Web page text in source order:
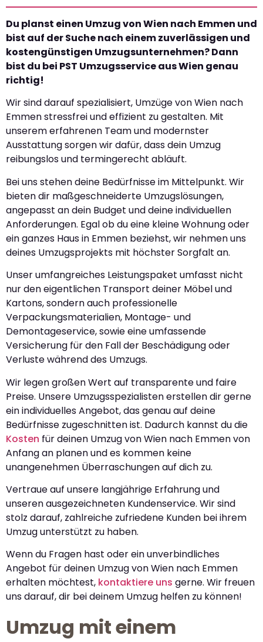
Du planst einen Umzug von Wien nach Emmen und
bist auf der Suche nach einem zuverlässigen und
kostengünstigen Umzugsunternehmen? Dann
bist du bei PST Umzugsservice aus Wien genau
richtig!
Wir sind darauf spezialisiert, Umzüge von Wien nach
Emmen stressfrei und effizient zu gestalten. Mit
unserem erfahrenen Team und modernster
Ausstattung sorgen wir dafür, dass dein Umzug
reibungslos und termingerecht abläuft.
Bei uns stehen deine Bedürfnisse im Mittelpunkt. Wir
bieten dir maßgeschneiderte Umzugslösungen,
angepasst an dein Budget und deine individuellen
Anforderungen. Egal ob du eine kleine Wohnung oder
ein ganzes Haus in Emmen beziehst, wir nehmen uns
deines Umzugsprojekts mit höchster Sorgfalt an.
Unser umfangreiches Leistungspaket umfasst nicht
nur den eigentlichen Transport deiner Möbel und
Kartons, sondern auch professionelle
Verpackungsmaterialien, Montage- und
Demontageservice, sowie eine umfassende
Versicherung für den Fall der Beschädigung oder
Verluste während des Umzugs.
Wir legen großen Wert auf transparente und faire
Preise. Unsere Umzugsspezialisten erstellen dir gerne
ein individuelles Angebot, das genau auf deine
Bedürfnisse zugeschnitten ist. Dadurch kannst du die
Kosten für deinen Umzug von Wien nach Emmen von
Anfang an planen und es kommen keine
unangenehmen Überraschungen auf dich zu.
Vertraue auf unsere langjährige Erfahrung und
unseren ausgezeichneten Kundenservice. Wir sind
stolz darauf, zahlreiche zufriedene Kunden bei ihrem
Umzug unterstützt zu haben.
Wenn du Fragen hast oder ein unverbindliches
Angebot für deinen Umzug von Wien nach Emmen
erhalten möchtest, kontaktiere uns gerne. Wir freuen
uns darauf, dir bei deinem Umzug helfen zu können!
Umzug mit einem